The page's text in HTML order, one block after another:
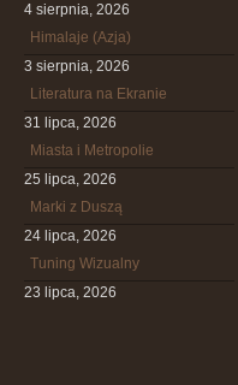
4 sierpnia, 2026
Himalaje (Azja)
3 sierpnia, 2026
Literatura na Ekranie
31 lipca, 2026
Miasta i Metropolie
25 lipca, 2026
Marki z Duszą
24 lipca, 2026
Tuning Wizualny
23 lipca, 2026